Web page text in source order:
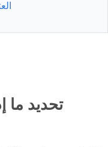
تحديد ما